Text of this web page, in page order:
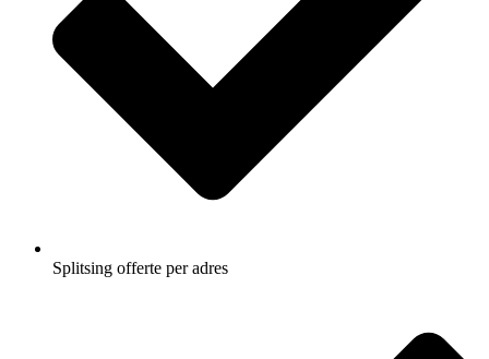
Splitsing offerte per adres